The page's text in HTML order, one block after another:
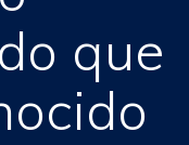
que